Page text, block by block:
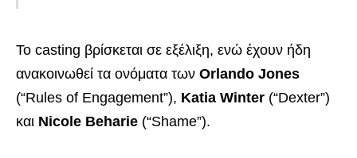
Το casting βρίσκεται σε εξέλιξη, ενώ έχουν ήδη
ανακοινωθεί τα ονόματα των Orlando Jones
(“Rules of Engagement”), Katia Winter (“Dexter”)
και Nicole Beharie (“Shame”).